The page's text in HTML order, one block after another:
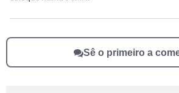
Sê o primeiro a